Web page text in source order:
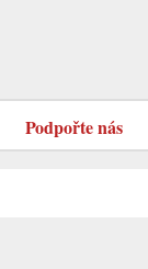
Podpořte nás